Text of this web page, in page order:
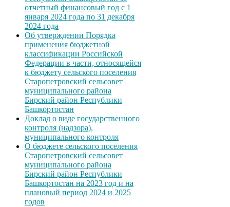
отчетный финансовый год с 1
января 2024 года по 31 декабря
2024 года
Об утверждении Порядка
применения бюджетной
классификации Российской
Федерации в части, относящейся
к бюджету сельского поселения
Старопетровский сельсовет
муниципального района
Бирский район Республики
Башкортостан
Доклад о виде государственного
контроля (надзора),
муниципального контроля
О бюджете сельского поселения
Старопетровский сельсовет
муниципального района
Бирский район Республики
Башкортостан на 2023 год и на
плановый период 2024 и 2025
годов